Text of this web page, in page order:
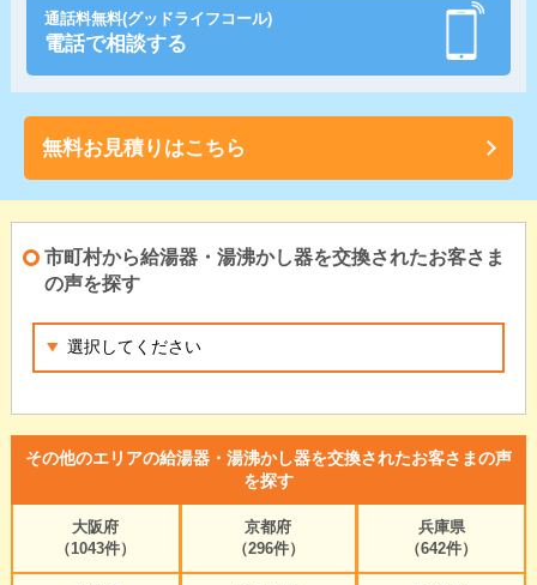
通話料無料(グッドライフコール)
電話で相談する
無料お見積りはこちら
市町村から給湯器・湯沸かし器を交換されたお客さま
の声を探す
その他のエリアの給湯器・湯沸かし器を交換されたお客さまの声
を探す
大阪府
（1043件）
京都府
（296件）
兵庫県
（642件）